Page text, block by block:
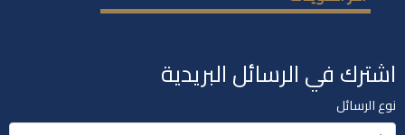
اشترك في الرسائل البريدية
نوع الرسائل